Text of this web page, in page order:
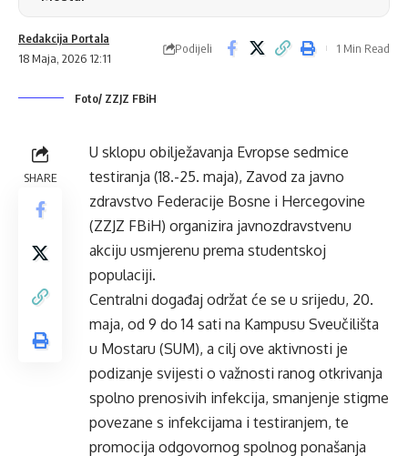
18 Maja, 2026 12:11
Redakcija Portala
Podijeli 1 Min Read
Foto/ ZZJZ FBiH
SHARE
U sklopu obilježavanja Evropse sedmice
testiranja (18.-25. maja), Zavod za javno
zdravstvo Federacije Bosne i Hercegovine
(ZZJZ FBiH) organizira javnozdravstvenu
akciju usmjerenu prema studentskoj
populaciji.
Centralni događaj održat će se u srijedu, 20.
maja, od 9 do 14 sati na Kampusu Sveučilišta
u Mostaru (SUM), a cilj ove aktivnosti je
podizanje svijesti o važnosti ranog otkrivanja
spolno prenosivih infekcija, smanjenje stigme
povezane s infekcijama i testiranjem, te
promocija odgovornog spolnog ponašanja